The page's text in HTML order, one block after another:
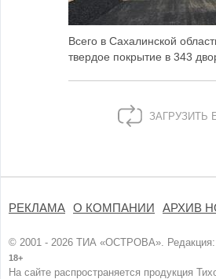
Всего в Сахалинской
твердое покрытие в 343
ЗАГРУЗИТЬ
РЕКЛАМА О КОМПАНИИ АРХИВ
© 2001 - 2026 ТИА «ОСТРОВА». Редакция:
18+
На сайте распространяется продукция